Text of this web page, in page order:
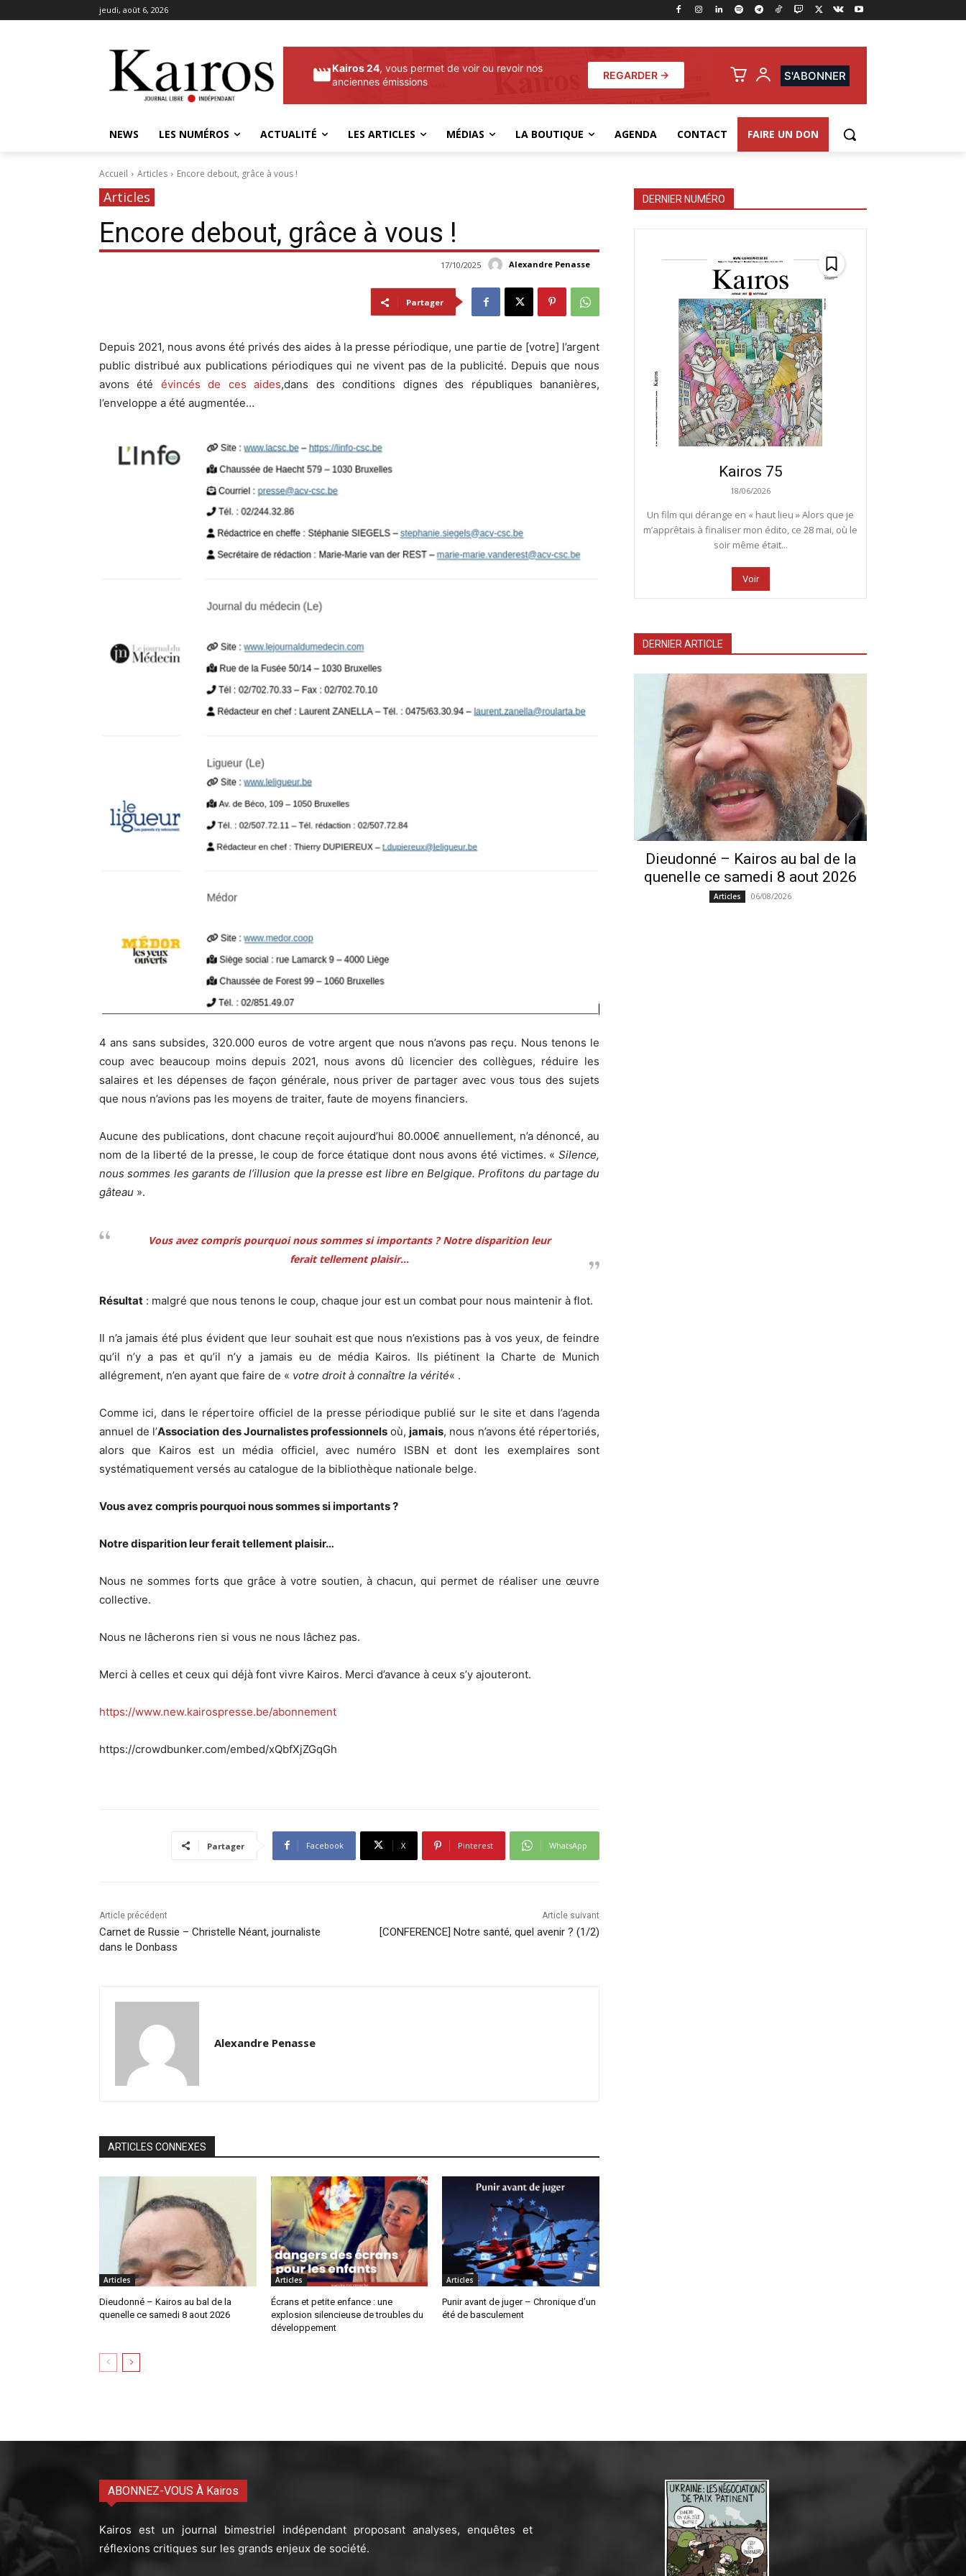
jeudi, août 6, 2026
Kairos 24, vous permet de voir ou revoir nos
anciennes émissions
REGARDER → S'ABONNER
NEWS LES NUMÉROS ACTUALITÉ LES ARTICLES MÉDIAS LA BOUTIQUE AGENDA CONTACT FAIRE UN DON
Accueil Articles Encore debout, grâce à vous !
Articles
Encore debout, grâce à vous !
Alexandre Penasse
17/10/2025
Partager
Depuis 2021, nous avons été privés des aides à la presse périodique, une partie de [votre] l’argent
public distribué aux publications périodiques qui ne vivent pas de la publicité. Depuis que nous
avons été évincés de ces aides,dans des conditions dignes des républiques bananières,
l’enveloppe a été augmentée…
4 ans sans subsides, 320.000 euros de votre argent que nous n’avons pas reçu. Nous tenons le
coup avec beaucoup moins depuis 2021, nous avons dû licencier des collègues, réduire les
salaires et les dépenses de façon générale, nous priver de partager avec vous tous des sujets
que nous n’avions pas les moyens de traiter, faute de moyens financiers.
Aucune des publications, dont chacune reçoit aujourd’hui 80.000€ annuellement, n’a dénoncé, au
nom de la liberté de la presse, le coup de force étatique dont nous avons été victimes. « Silence,
nous sommes les garants de l’illusion que la presse est libre en Belgique. Profitons du partage du
gâteau ».
Vous avez compris pourquoi nous sommes si importants ? Notre disparition leur
ferait tellement plaisir…
Résultat : malgré que nous tenons le coup, chaque jour est un combat pour nous maintenir à flot.
Il n’a jamais été plus évident que leur souhait est que nous n’existions pas à vos yeux, de feindre
qu’il n’y a pas et qu’il n’y a jamais eu de média Kairos. Ils piétinent la Charte de Munich
allégrement, n’en ayant que faire de « votre droit à connaître la vérité« .
Comme ici, dans le répertoire officiel de la presse périodique publié sur le site et dans l’agenda
annuel de l’Association des Journalistes professionnelsoù,jamais, nous n’avons été répertoriés,
alors que Kairos est un média officiel, avec numéro ISBN et dont les exemplaires sont
systématiquement versés au catalogue de la bibliothèque nationale belge.
Vous avez compris pourquoi nous sommes si importants ?
Notre disparition leur ferait tellement plaisir…
Nous ne sommes forts que grâce à votre soutien, à chacun, qui permet de réaliser une œuvre
collective.
Nous ne lâcherons rien si vous ne nous lâchez pas.
Merci à celles et ceux qui déjà font vivre Kairos. Merci d’avance à ceux s’y ajouteront.
https://www.new.kairospresse.be/abonnement
https://crowdbunker.com/embed/xQbfXjZGqGh
Partager Facebook X Pinterest WhatsApp
Article précédent
Carnet de Russie – Christelle Néant, journaliste
dans le Donbass
Article suivant
[CONFERENCE] Notre santé, quel avenir ? (1/2)
Alexandre Penasse
ARTICLES CONNEXES
Articles
Dieudonné – Kairos au bal de la
quenelle ce samedi 8 aout 2026
Articles
Écrans et petite enfance : une
explosion silencieuse de troubles du
développement
Articles
Punir avant de juger – Chronique d’un
été de basculement
DERNIER NUMÉRO
Kairos 75
18/06/2026
Un film qui dérange en « haut lieu » Alors que je
m’apprêtais à finaliser mon édito, ce 28 mai, où le
soir même était...
Voir
DERNIER ARTICLE
Dieudonné – Kairos au bal de la
quenelle ce samedi 8 aout 2026
Articles 06/08/2026
ABONNEZ-VOUS À Kairos
Kairos est un journal bimestriel indépendant proposant analyses, enquêtes et
réflexions critiques sur les grands enjeux de société.